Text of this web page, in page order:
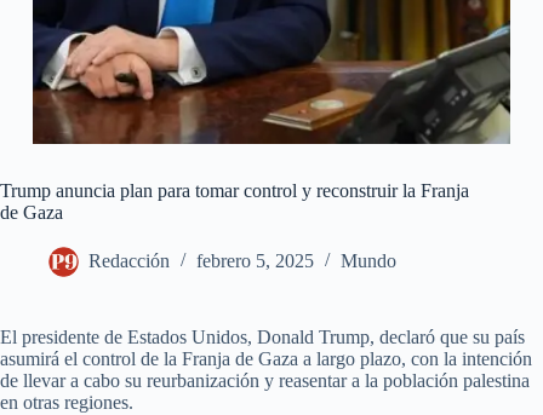
Trump anuncia plan para tomar control y reconstruir la Franja
de Gaza
Redacción febrero 5, 2025 Mundo
El presidente de Estados Unidos, Donald Trump, declaró que su país
asumirá el control de la Franja de Gaza a largo plazo, con la intención
de llevar a cabo su reurbanización y reasentar a la población palestina
en otras regiones.